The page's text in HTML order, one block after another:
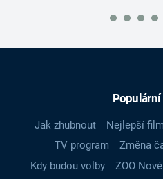
Jak zhubnout Nejlepší
TV program
Změna
Kdy budou volby
ZOO